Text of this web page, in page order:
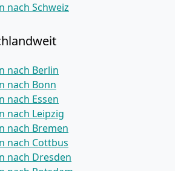
nach Schweiz
nach Berlin
nach Bonn
nach Essen
nach Leipzig
nach Bremen
nach Cottbus
nach Dresden